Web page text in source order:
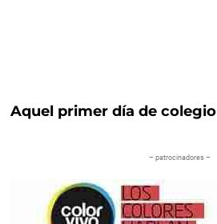
Aquel primer día de colegio
– patrocinadores –